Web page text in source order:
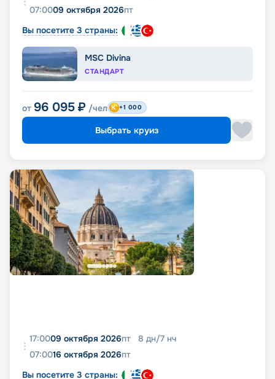
07:0009 октября 2026пт
Вы посетите 3 страны:
MSC Divina
СТАНДАРТ
от 96 095 ₽ /чел +1 000
Выбрать круиз
17:0009 октября 2026пт 8 дн/7 нч
07:0016 октября 2026пт
Вы посетите 3 страны: